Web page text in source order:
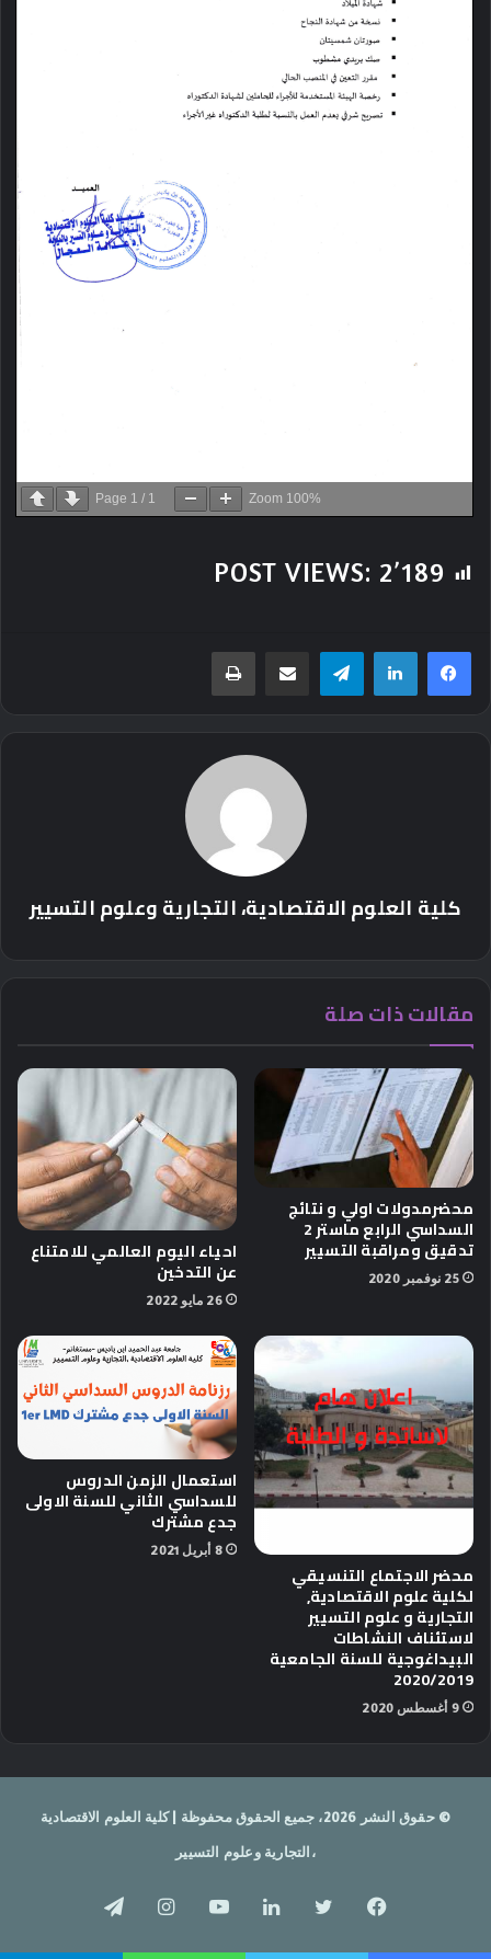
Page 1 / 1 Zoom 100%
POST VIEWS: 2٬189
تيلقرام مشاركة عبر البريد طباعة
كلية العلوم الاقتصادية، التجارية وعلوم التسيير
مقالات ذات صلة
محضرمدولات اولي و نتائج
السداسي الرابع ماستر 2
تدقيق ومراقبة التسيير
25 نوفمبر 2020
احياء اليوم العالمي للامتناع
عن التدخين
26 مايو 2022
محضر الاجتماع التنسيقي
لكلية علوم الاقتصادية,
التجارية و علوم التسيير
لاستئناف النشاطات
البيداغوجية للسنة الجامعية
2020/2019
9 أغسطس 2020
استعمال الزمن الدروس
للسداسي الثاني للسنة الاولى
جدع مشترك
8 أبريل 2021
© حقوق النشر 2026، جميع الحقوق محفوظة | كلية العلوم الاقتصادية
،التجارية وعلوم التسيير
فيسبوكتويتر لينكدإنيوتيوبانستقرامتيلقرام